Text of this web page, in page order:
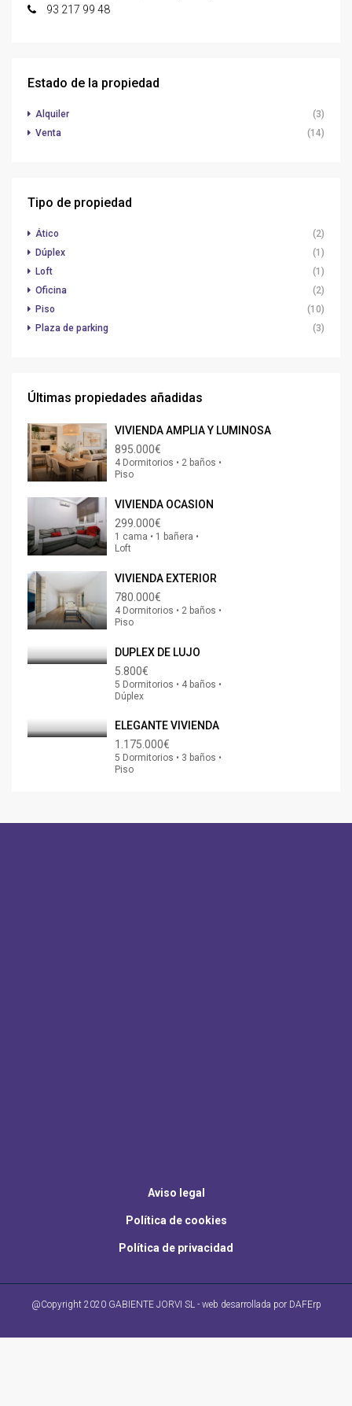
93 217 99 48
Estado de la propiedad
Alquiler
(3)
Venta
(14)
Tipo de propiedad
Ático
(2)
Dúplex
(1)
Loft
(1)
Oficina
(2)
Piso
(10)
Plaza de parking
(3)
Últimas propiedades añadidas
VIVIENDA AMPLIA Y LUMINOSA
895.000€
4 Dormitorios • 2 baños •
Piso
VIVIENDA OCASION
299.000€
1 cama • 1 bañera •
Loft
VIVIENDA EXTERIOR
780.000€
4 Dormitorios • 2 baños •
Piso
DUPLEX DE LUJO
5.800€
5 Dormitorios • 4 baños •
Dúplex
ELEGANTE VIVIENDA
1.175.000€
5 Dormitorios • 3 baños •
Piso
Aviso legal
Política de cookies
Política de privacidad
@Copyright 2020 GABIENTE JORVI SL - web desarrollada por DAFErp